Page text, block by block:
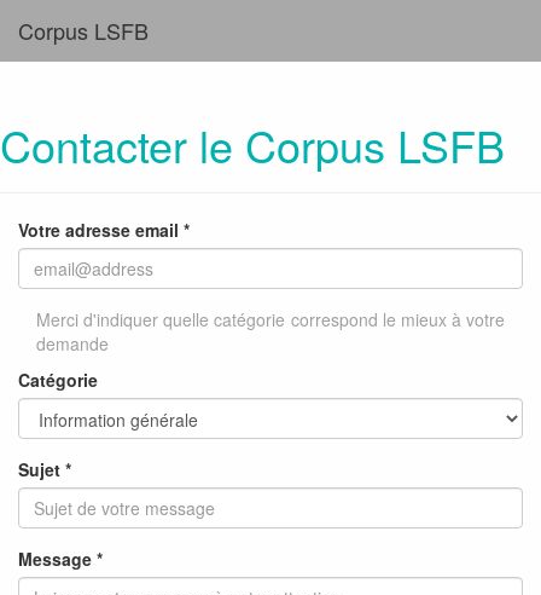
Corpus LSFB
Contacter le Corpus LSFB
Votre adresse email *
Merci d'indiquer quelle catégorie correspond le mieux à votre
demande
Catégorie
Sujet *
Message *